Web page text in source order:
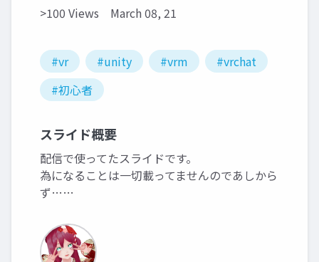
>100 Views March 08, 21
#vr #unity #vrm
#vrchat
#初心者
スライド概要
配信で使ってたスライドです。
為になることは一切載ってませんのであしから
ず……